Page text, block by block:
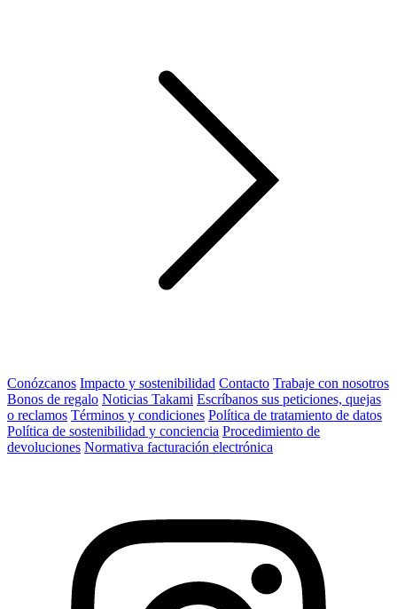
Conózcanos Impacto y sostenibilidad Contacto Trabaje con nosotros
Bonos de regalo Noticias Takami Escríbanos sus peticiones, quejas
o reclamos Términos y condiciones Política de tratamiento de datos
Política de sostenibilidad y conciencia Procedimiento de
devoluciones Normativa facturación electrónica